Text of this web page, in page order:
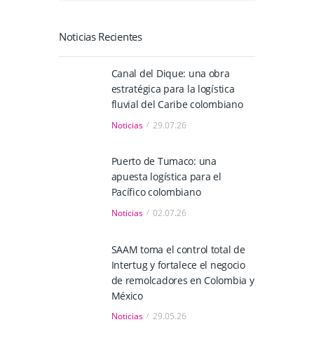
Noticias Recientes
Canal del Dique: una obra
estratégica para la logística
fluvial del Caribe colombiano
Noticias 29.07.26
Puerto de Tumaco: una
apuesta logística para el
Pacífico colombiano
Noticias 02.07.26
SAAM toma el control total de
Intertug y fortalece el negocio
de remolcadores en Colombia y
México
Noticias 29.05.26